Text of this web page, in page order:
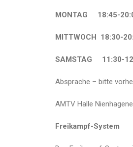
MONTAG 18:45-
MITTWOCH 18:30-
SAMSTAG 11:30-
Absprache – bitte
AMTV Halle
Freikampf-System